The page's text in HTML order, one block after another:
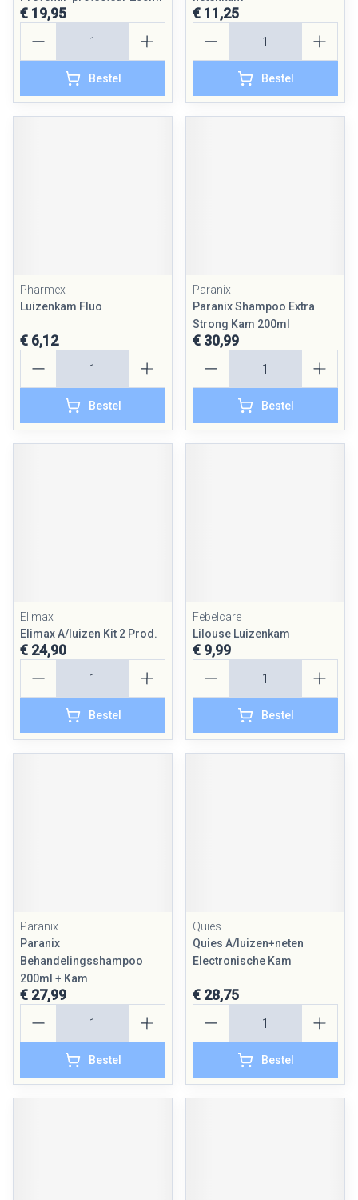
€ 19,95
Bestel
€ 11,25
Bestel
Pharmex
Luizenkam Fluo
€ 6,12
Bestel
Paranix
Paranix Shampoo Extra
Strong Kam 200ml
€ 30,99
Bestel
Elimax
Elimax A/luizen Kit 2 Prod.
€ 24,90
Bestel
Febelcare
Lilouse Luizenkam
€ 9,99
Bestel
Paranix
Paranix
Behandelingsshampoo
200ml + Kam
€ 27,99
Bestel
Quies
Quies A/luizen+neten
Electronische Kam
€ 28,75
Bestel